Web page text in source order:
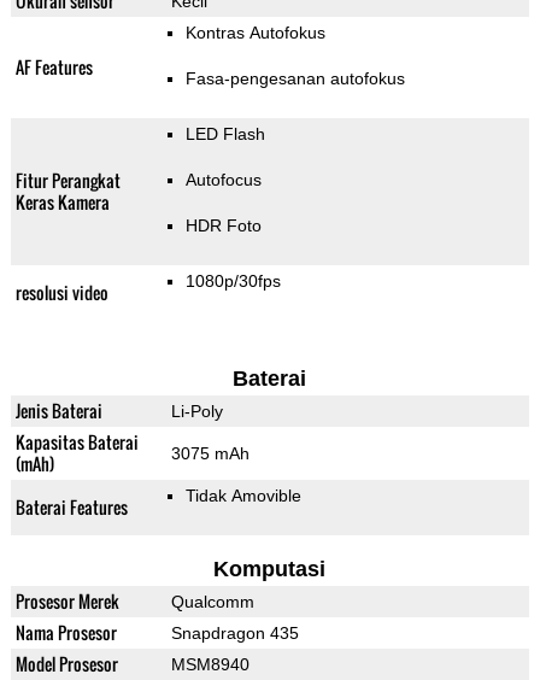
AF Features
Kontras Autofokus
Fasa-pengesanan autofokus
Fitur Perangkat
Keras Kamera
LED Flash
Autofocus
HDR Foto
resolusi video 1080p/30fps
Baterai
Jenis Baterai Li-Poly
Kapasitas Baterai
(mAh)
3075 mAh
Baterai Features Tidak Amovible
Komputasi
Prosesor Merek Qualcomm
Nama Prosesor Snapdragon 435
Model Prosesor MSM8940